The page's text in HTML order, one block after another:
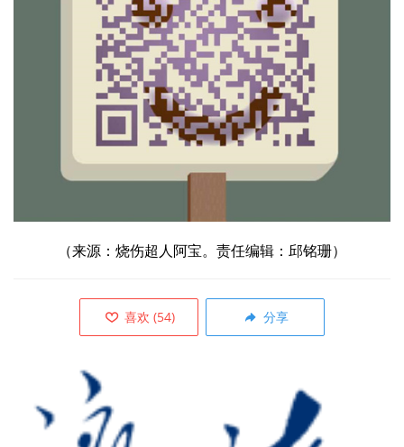
（来源： 烧伤超人阿宝。责任编辑：邱铭珊）
喜欢 (54) 分享